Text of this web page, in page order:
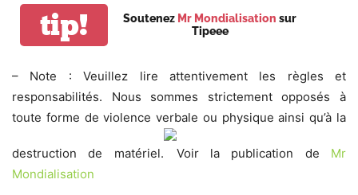
tip! Soutenez Mr Mondialisation sur
Tipeee
– Note : Veuillez lire attentivement les règles et
responsabilités. Nous sommes strictement opposés à
toute forme de violence verbale ou physique ainsi qu’à la
destruction de matériel. Voir la publication de Mr
Mondialisation